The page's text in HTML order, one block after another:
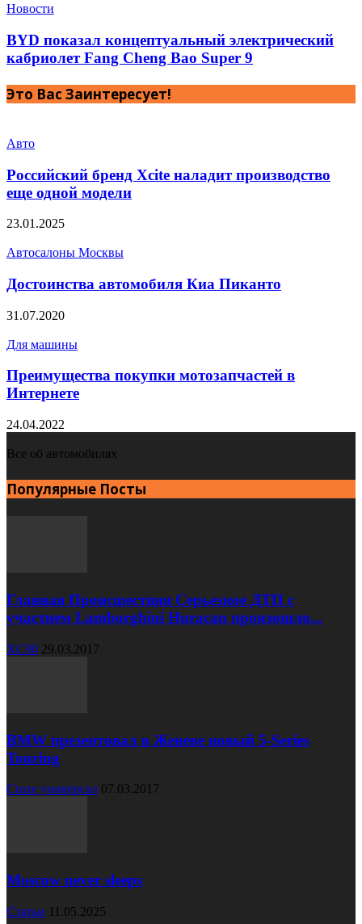
Новости
BYD показал концептуальный электрический
кабриолет Fang Cheng Bao Super 9
Это Вас Заинтересует!
Авто
Российский бренд Xcite наладит производство
еще одной модели
23.01.2025
Автосалоны Москвы
Достоинства автомобиля Киа Пиканто
31.07.2020
Для машины
Преимущества покупки мотозапчастей в
Интернете
24.04.2022
Все об автомобилях
Популярные Посты
Главная Происшествия Серьезное ДТП с
участием Lamborghini Huracan произошло...
XC90 29.03.2017
BMW презентовал в Женеве новый 5-Series
Touring
Cruze универсал 07.03.2017
Moscow never sleeps
Статьи 11.05.2025